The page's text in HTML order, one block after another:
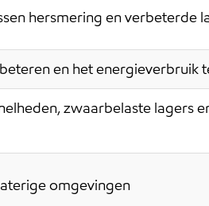
hersmering en verbeterde
en het energieverbruik
zwaarbelaste lagers
omgevingen